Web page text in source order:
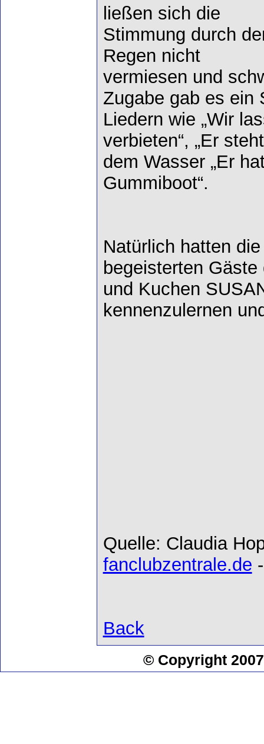
ließen sich die
Stimmung durch
Regen nicht
vermiesen und
Zugabe gab es ein
Liedern wie „Wir
verbieten“, „Er
dem Wasser „Er
Gummiboot“.
Natürlich hatten
begeisterten
und Kuchen
kennenzulernen
Quelle: Claudia
fanclubzentrale.de
Back
© Copyright